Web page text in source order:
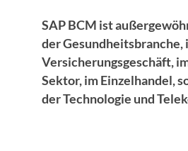
SAP BCM ist
der Gesundheitsbranche,
Versicherungsgeschäft,
Sektor, im Einzelhandel,
der Technologie und